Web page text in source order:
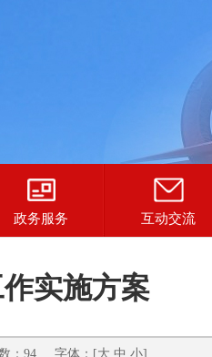
政务服务 互动交流
实施方案
：94 字体：[大 中 小]